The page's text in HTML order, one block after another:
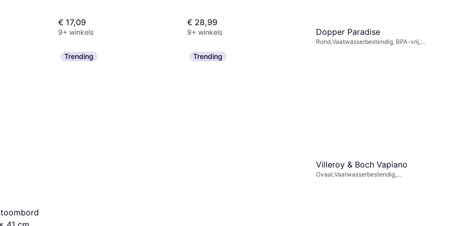
€ 17,09
9+ winkels
€ 28,99
9+ winkels Dopper Paradise
Rond,Vaatwasserbestendig, BPA-vrij,
Trending Trending
Villeroy & Boch Vapiano
Ovaal,Vaatwasserbestendig,